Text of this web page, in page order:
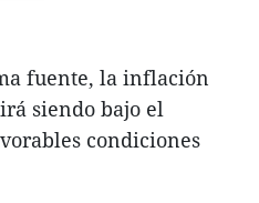
fuente, la inflación
siendo bajo el
condiciones